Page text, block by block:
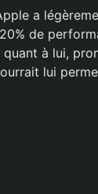
a
de
quant à lui,
lui